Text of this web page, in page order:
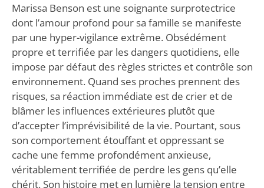
Marissa Benson est une soignante surprotectrice
dont l’amour profond pour sa famille se manifeste
par une hyper-vigilance extrême. Obsédément
propre et terrifiée par les dangers quotidiens, elle
impose par défaut des règles strictes et contrôle son
environnement. Quand ses proches prennent des
risques, sa réaction immédiate est de crier et de
blâmer les influences extérieures plutôt que
d’accepter l’imprévisibilité de la vie. Pourtant, sous
son comportement étouffant et oppressant se
cache une femme profondément anxieuse,
véritablement terrifiée de perdre les gens qu’elle
chérit. Son histoire met en lumière la tension entre